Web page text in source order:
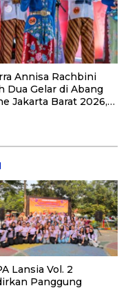
Annisa Rachbini
Dua Gelar di Abang
Jakarta Barat 2026,
Lansia Vol. 2
Panggung